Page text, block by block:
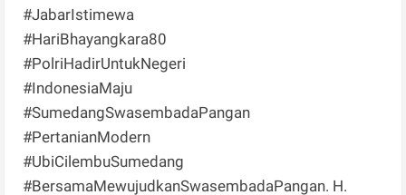
#JabarIstimewa
#HariBhayangkara80
#PolriHadirUntukNegeri
#IndonesiaMaju
#SumedangSwasembadaPangan
#PertanianModern
#UbiCilembuSumedang
#BersamaMewujudkanSwasembadaPangan. H.